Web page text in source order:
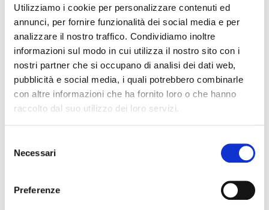
Utilizziamo i cookie per personalizzare contenuti ed
annunci, per fornire funzionalità dei social media e per
analizzare il nostro traffico. Condividiamo inoltre
informazioni sul modo in cui utilizza il nostro sito con i
nostri partner che si occupano di analisi dei dati web,
pubblicità e social media, i quali potrebbero combinarle
con altre informazioni che ha fornito loro o che hanno
raccolto dal suo utilizzo dei loro servizi.
delNecessari
Preferenze
BLOG OPTI GAN VAI AL BLOG
07/08/2026
Cosa bisogna ritrovare
31/07/2026